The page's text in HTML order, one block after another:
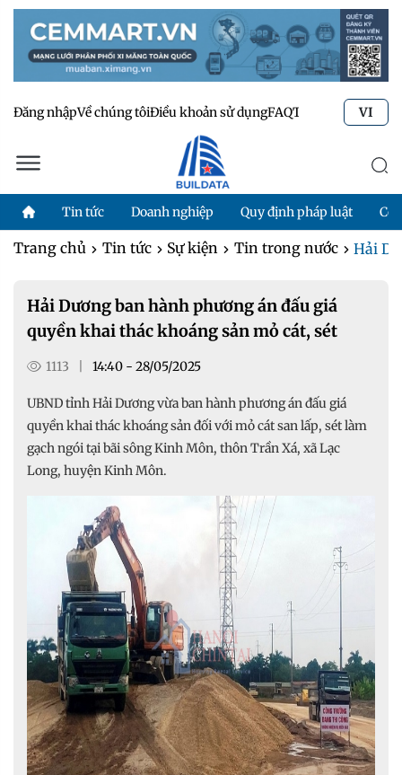
Đăng nhậpVề chúng tôiĐiều khoản sử dụngFAQTư vấn kỹ thuật
VI
Tin tức Doanh nghiệp Quy định pháp luật
Trang chủ Tin tức Sự kiện Tin trong nước Hải
Hải Dương ban hành phương án đấu giá
quyền khai thác khoáng sản mỏ cát, sét
1113 14:40 - 28/05/2025
UBND tỉnh Hải Dương vừa ban hành phương án đấu giá
quyền khai thác khoáng sản đối với mỏ cát san lấp, sét làm
gạch ngói tại bãi sông Kinh Môn, thôn Trần Xá, xã Lạc
Long, huyện Kinh Môn.